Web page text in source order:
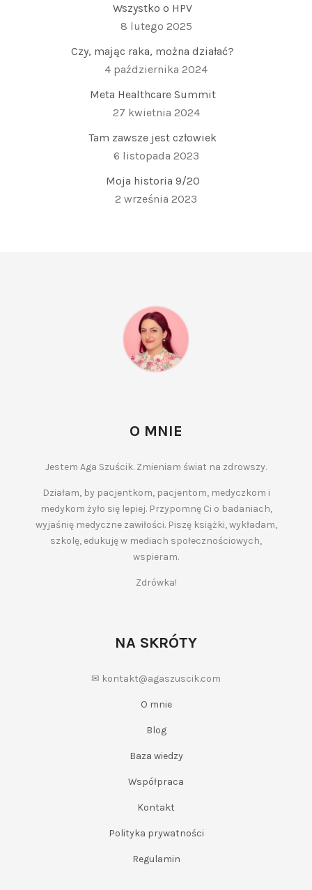
Wszystko o HPV
8 lutego 2025
Czy, mając raka, można działać?
4 października 2024
Meta Healthcare Summit
27 kwietnia 2024
Tam zawsze jest człowiek
6 listopada 2023
Moja historia 9/20
2 września 2023
O MNIE
Jestem Aga Szuścik. Zmieniam świat na zdrowszy.
Działam, by pacjentkom, pacjentom, medyczkom i
medykom żyło się lepiej. Przypomnę Ci o badaniach,
wyjaśnię medyczne zawiłości. Piszę książki, wykładam,
szkolę, edukuję w mediach społecznościowych,
wspieram.
Zdrówka!
NA SKRÓTY
✉ kontakt@agaszuscik.com
O mnie
Blog
Baza wiedzy
Współpraca
Kontakt
Polityka prywatności
Regulamin